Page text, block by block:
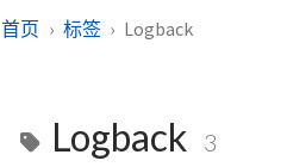
首页 标签 Logback
Logback 3